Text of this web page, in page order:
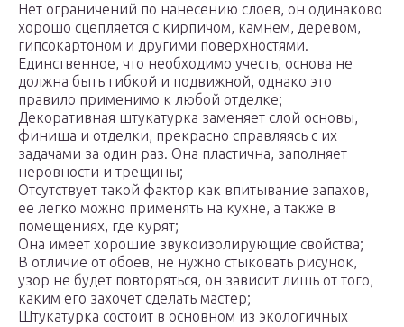
Нет ограничений по нанесению слоев, он одинаково
хорошо сцепляется с кирпичом, камнем, деревом,
гипсокартоном и другими поверхностями.
Единственное, что необходимо учесть, основа не
должна быть гибкой и подвижной, однако это
правило применимо к любой отделке;
Декоративная штукатурка заменяет слой основы,
финиша и отделки, прекрасно справляясь с их
задачами за один раз. Она пластична, заполняет
неровности и трещины;
Отсутствует такой фактор как впитывание запахов,
ее легко можно применять на кухне, а также в
помещениях, где курят;
Она имеет хорошие звукоизолирующие свойства;
В отличие от обоев, не нужно стыковать рисунок,
узор не будет повторяться, он зависит лишь от того,
каким его захочет сделать мастер;
Штукатурка состоит в основном из экологичных